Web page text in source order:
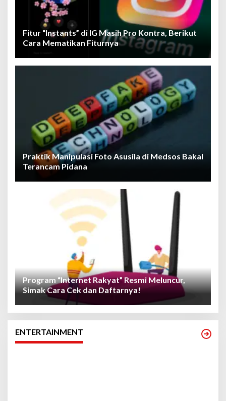
Fitur “Instants” di IG Masih Pro Kontra, Berikut
Cara Mematikan Fiturnya
Praktik Manipulasi Foto Asusila di Medsos Bakal
Terancam Pidana
Program “Internet Rakyat” Resmi Meluncur,
Simak Cara Cek dan Daftarnya!
ENTERTAINMENT